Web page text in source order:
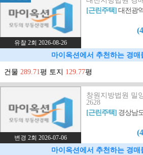
유찰 2회 2026-08-26
[근린주택]대전광
마이옥션에서 추천하는 경매
건물 289.71평 토지 129.77평
변경 2회 2026-07-06
창원지방법원 밀
2628
[근린주택] 경상남
마이옥션에서 추천하는 경매